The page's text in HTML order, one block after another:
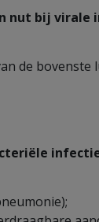
nut bij virale
de bovenste